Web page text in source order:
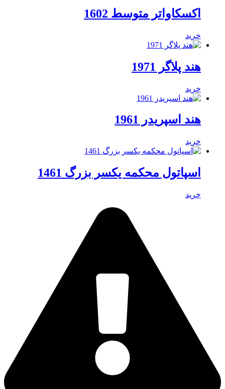
اکسکاواتر متوسط 1602
خرید
هند پلاگر 1971
خرید
هند اسپریدر 1961
خرید
اسپاتول محکمه یکسر بزرگ 1461
خرید